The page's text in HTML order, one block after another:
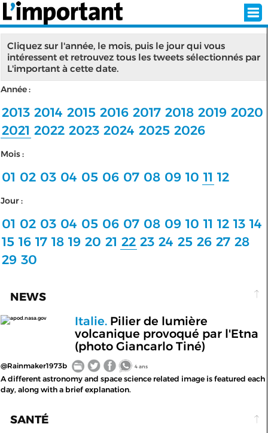
INSCRIPTION
SÉLECTION DE L'ÉTÉ
ABONNEZ-VOUS À LA NEWSLETTER!
< RETOUR À L'ACCUEIL
Cliquez sur l'année, le mois, puis le jour qui vous
intéressent et retrouvez tous les tweets sélectionnés par
L'important à cette date.
Année :
2013 2014 2015 2016 2017 2018 2019 2020
2021 2022 2023 2024 2025 2026
Mois :
01 02 03 04 05 06 07 08 09 10 11 12
Jour :
01 02 03 04 05 06 07 08 09 10 11 12 13 14
15 16 17 18 19 20 21 22 23 24 25 26 27 28
29 30
NEWS
apod.nasa.gov Italie.Pilier de lumière
volcanique provoqué par l'Etna
(photo Giancarlo Tiné)
@Rainmaker1973b 4 ans
A different astronomy and space science related image is featured each
day, along with a brief explanation.
SANTÉ